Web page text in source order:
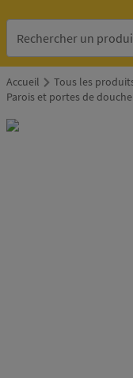
Accueil Tous les
Parois et portes de douche